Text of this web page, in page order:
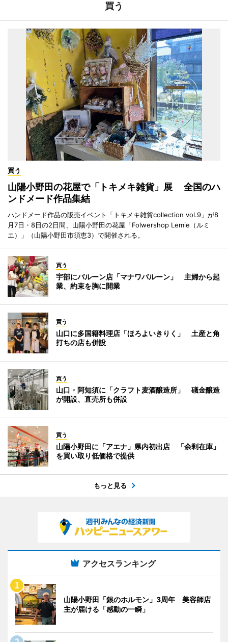
買う
買う
山陽小野田の花屋で「トキメキ雑貨」展 全国のハ
ンドメード作品集結
ハンドメード作品の販売イベント「トキメキ雑貨collection vol.9」が8
月7日・8日の2日間、山陽小野田の花屋「Folwershop Lemie（ルミ
エ）」（山陽小野田市須恵3）で開催される。
買う
宇部にバルーン店「マナワバルーン」 主婦から起
業、約束を胸に開業
買う
山口に多国籍料理店「ほろよいきりく」 土産と角
打ちの店も併設
買う
山口・阿知須に「クラフト麦酒醸造所」 礒金醸造
が開設、直売所も併設
買う
山陽小野田に「アエナ」県内初出店 「余剰在庫」
を買い取り低価格で提供
もっと見る
アクセスランキング
山陽小野田「銀のホルモン」3周年 美容師店
主が届ける「感動の一瞬」